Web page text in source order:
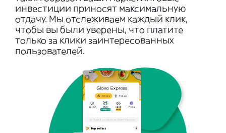
инвестиции приносят максимальную
отдачу. Мы отслеживаем каждый клик,
чтобы вы были уверены, что платите
только за клики заинтересованных
пользователей.